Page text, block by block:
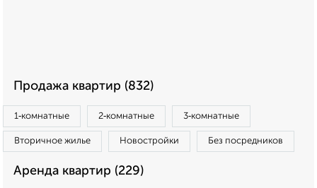
Продажа квартир (832)
1‑комнатные 2‑комнатные 3‑комнатные
Вторичное жилье Новостройки Без посредников
Аренда квартир (229)